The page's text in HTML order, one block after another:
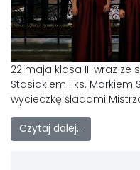
22 maja klasa III wraz
Stasiakiem i ks.
wycieczkę śladami
Czytaj dalej…